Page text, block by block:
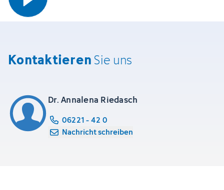
KontaktierenSie uns
Dr. Annalena Riedasch
06221 - 42 0
Nachricht schreiben